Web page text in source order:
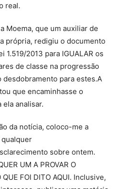
real.
Moema, que um auxiliar de
própria, redigiu o documento
1.519/2013 para IGUALAR os
de classe na progressão
desdobramento para estes.A
que encaminhasse o
ela analisar.
da notícia, coloco-me a
sobre ontem.
UM A PROVAR O
QUE FOI DITO AQUI. Inclusive,